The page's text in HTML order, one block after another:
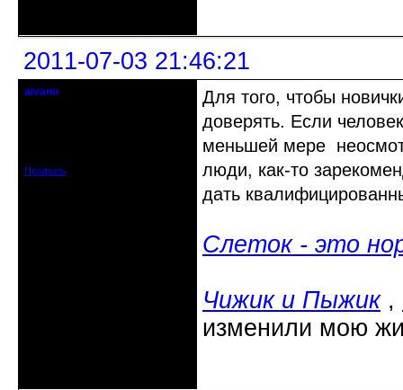
2011-07-03 21:46:21
aivanu
Профиль
Для того, чтобы
доверять. Если
меньшей мере
люди, как-то
дать
Слеток - это
Чижик и Пыжик,
изменили мою